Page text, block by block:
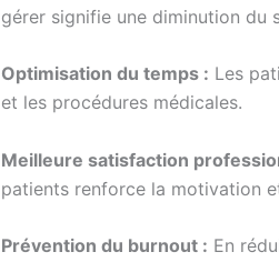
gérer signifie une diminution du
Optimisation du temps : Les
et les procédures médicales.
Meilleure satisfaction
patients renforce la motivation
Prévention du burnout : En